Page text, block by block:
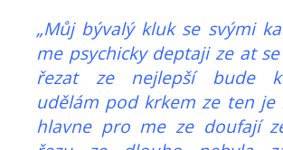
„Můj bývalý kluk se svými
me psychicky deptaji ze at
řezat ze nejlepší bude
udělám pod krkem ze ten je
hlavne pro me ze doufají